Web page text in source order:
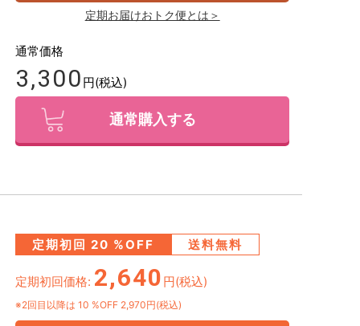
定期お届けおトク便とは＞
通常価格
3,300 円(税込)
通常購入する
定期初回 20 %OFF 送料無料
定期初回価格: 2,640 円(税込)
※2回目以降は 10 %OFF 2,970円(税込)